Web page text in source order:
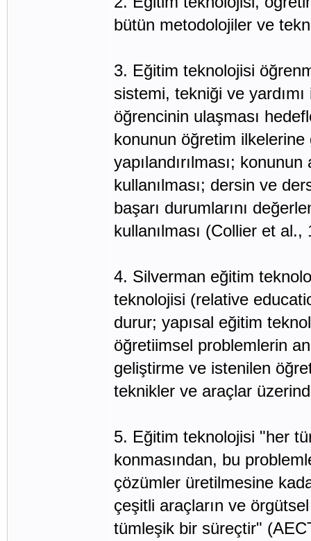
bütün metodolojiler ve
3. Eğitim teknolojisi
sistemi, tekniği ve
öğrencinin ulaşması
konunun öğretim
yapılandırılması;
kullanılması; dersin ve
başarı durumlarını
kullanılması (Collier et
4. Silverman eğitim
teknolojisi (relative
durur; yapısal eğitim
öğretiimsel problemlerin
geliştirme ve istenilen
teknikler ve araçlar
5. Eğitim teknolojisi "her
konmasından, bu
çözümler üretilmesine
çeşitli araçların ve
tümleşik bir süreçtir"